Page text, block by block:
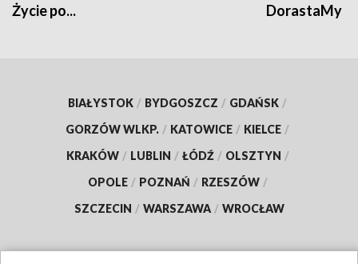
Życie po... DorastaMy
BIAŁYSTOK / BYDGOSZCZ / GDAŃSK /
GORZÓW WLKP. / KATOWICE / KIELCE /
KRAKÓW / LUBLIN / ŁÓDŹ / OLSZTYN /
OPOLE / POZNAŃ / RZESZÓW /
SZCZECIN / WARSZAWA / WROCŁAW